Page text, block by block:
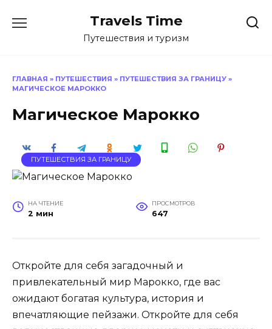
Travels Time
Путешествия и туризм
ГЛАВНАЯ » ПУТЕШЕСТВИЯ » ПУТЕШЕСТВИЯ ЗА ГРАНИЦУ »
МАГИЧЕСКОЕ МАРОККО
Магическое Марокко
ПУТЕШЕСТВИЯ ЗА ГРАНИЦУ
НА ЧТЕНИЕ
2 мин
ПРОСМОТРОВ
647
Откройте для себя загадочный и
привлекательный мир Марокко, где вас
ожидают богатая культура, история и
впечатляющие пейзажи. Откройте для себя